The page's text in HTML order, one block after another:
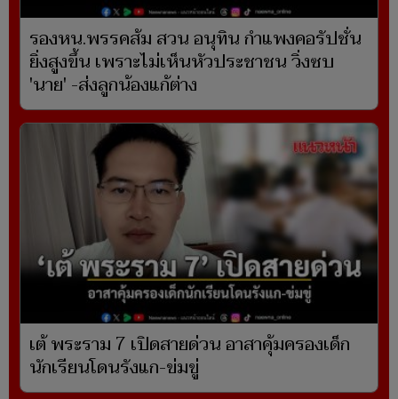
รองหน.พรรคส้ม สวน อนุทิน กำแพงคอรัปชั่น
ยิ่งสูงขึ้น เพราะไม่เห็นหัวประชาชน วิ่งซบ
'นาย' -ส่งลูกน้องแก้ต่าง
เต้ พระราม 7 เปิดสายด่วน อาสาคุ้มครองเด็ก
นักเรียนโดนรังแก-ข่มขู่